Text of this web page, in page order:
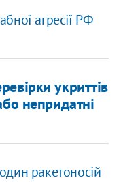
агресії РФ
укриттів
непридатні​
ракетоносій